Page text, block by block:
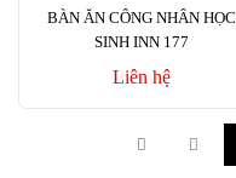
BÀN ĂN CÔNG NHÂN HỌC
SINH INN 177
Liên hệ